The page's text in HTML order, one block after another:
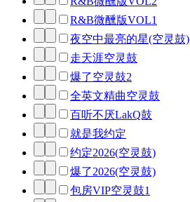
R&B微醺版VOL1
夜空中最亮的星(空灵鼓)
走天涯空灵鼓
爆了空灵鼓2
全英文精曲空灵鼓
百听不厌LakQ鼓
就是我约定
约定2026(空灵鼓)
爆了2026(空灵鼓)
包房VIP空灵鼓1